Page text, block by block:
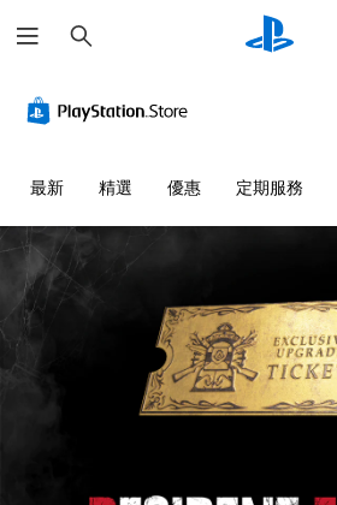
尋
最新 精選 優惠 定期服務